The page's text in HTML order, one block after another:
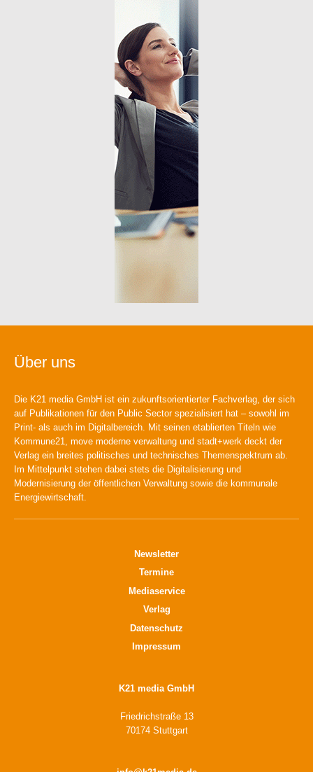
Über uns
Die K21 media GmbH ist ein zukunftsorientierter Fachverlag, der sich
auf Publikationen für den Public Sector spezialisiert hat – sowohl im
Print- als auch im Digitalbereich. Mit seinen etablierten Titeln wie
Kommune21, move moderne verwaltung und stadt+werk deckt der
Verlag ein breites politisches und technisches Themenspektrum ab.
Im Mittelpunkt stehen dabei stets die Digitalisierung und
Modernisierung der öffentlichen Verwaltung sowie die kommunale
Energiewirtschaft.
Newsletter
Termine
Mediaservice
Verlag
Datenschutz
Impressum
K21 media GmbH
Friedrichstraße 13
70174 Stuttgart